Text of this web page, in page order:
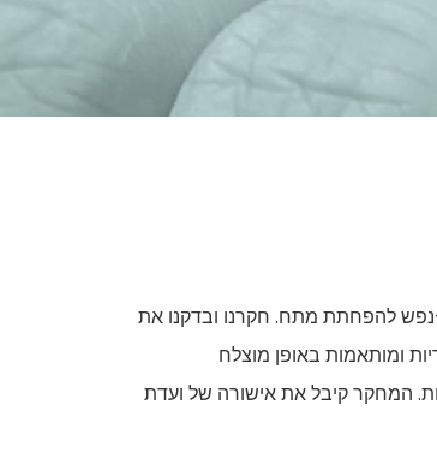
נפש להפחתת מתח. חקרנו ובדקנו את
ומותאמות באופן מוצלח
המחקר קיבל את אישורה של ועדת